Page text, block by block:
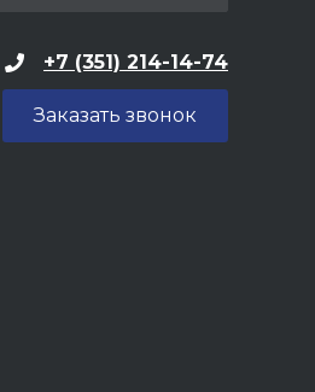
+7 (351) 214-14-74
Заказать звонок